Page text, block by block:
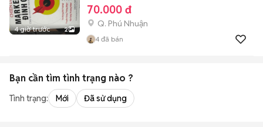
4 giờ trước 2
70.000 đ
Q. Phú Nhuận
4 đã bán
Bạn cần tìm tình trạng nào ?
Tình trạng: Mới Đã sử dụng